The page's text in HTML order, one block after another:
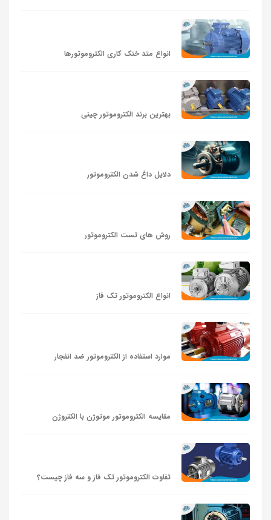
انواع متد خنک کاری الکتروموتورها
بهترین برند الکتروموتور چینی
دلایل داغ شدن الکتروموتور
روش های تست الکتروموتور
انواع الکتروموتور تک فاز
موارد استفاده از الکتروموتور ضد انفجار
مقایسه الکتروموتور موتوژن با الکتروژن
تفاوت الکتروموتور تک فاز و سه فاز چیست؟